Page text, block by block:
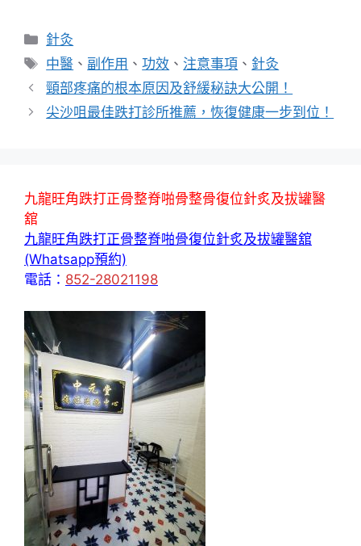
分
類
針灸
標
籤
中醫 、 副作用 、功效 、 注意事項 、 針灸
頸部疼痛的根本原因及舒緩秘訣大公開！
尖沙咀最佳跌打診所推薦，恢復健康一步到位！
九龍旺角跌打正骨整脊啪骨整骨復位針炙及拔罐醫
舘
九龍旺角跌打正骨整脊啪骨復位針炙及拔罐醫舘
(Whatsapp預約)
電話： 852-28021198